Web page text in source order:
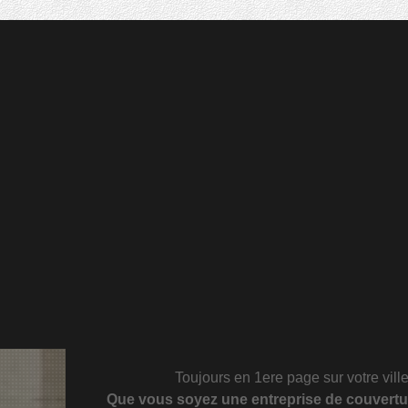
équipements professionnels, nos équipes de
Toujours en 1ere page sur votre
Que vous soyez une entreprise de